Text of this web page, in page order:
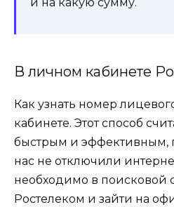
В личном кабинете
Как узнать номер
кабинете. Этот способ
быстрым и эффективным,
нас не отключили
необходимо в поисковой
Ростелеком и зайти на